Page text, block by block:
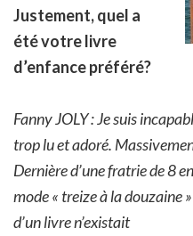
Justement, quel a
été votre livre
d’enfance préféré?
Fanny JOLY : Je suis
trop lu et adoré.
Dernière d’une fratrie de 8
mode « treize à la douzaine
d’un livre n’existait